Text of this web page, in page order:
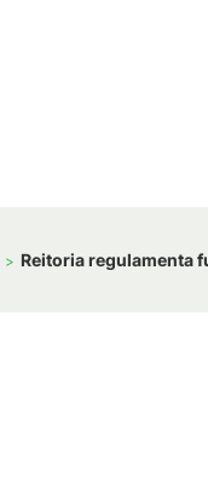
Reitoria regulamenta